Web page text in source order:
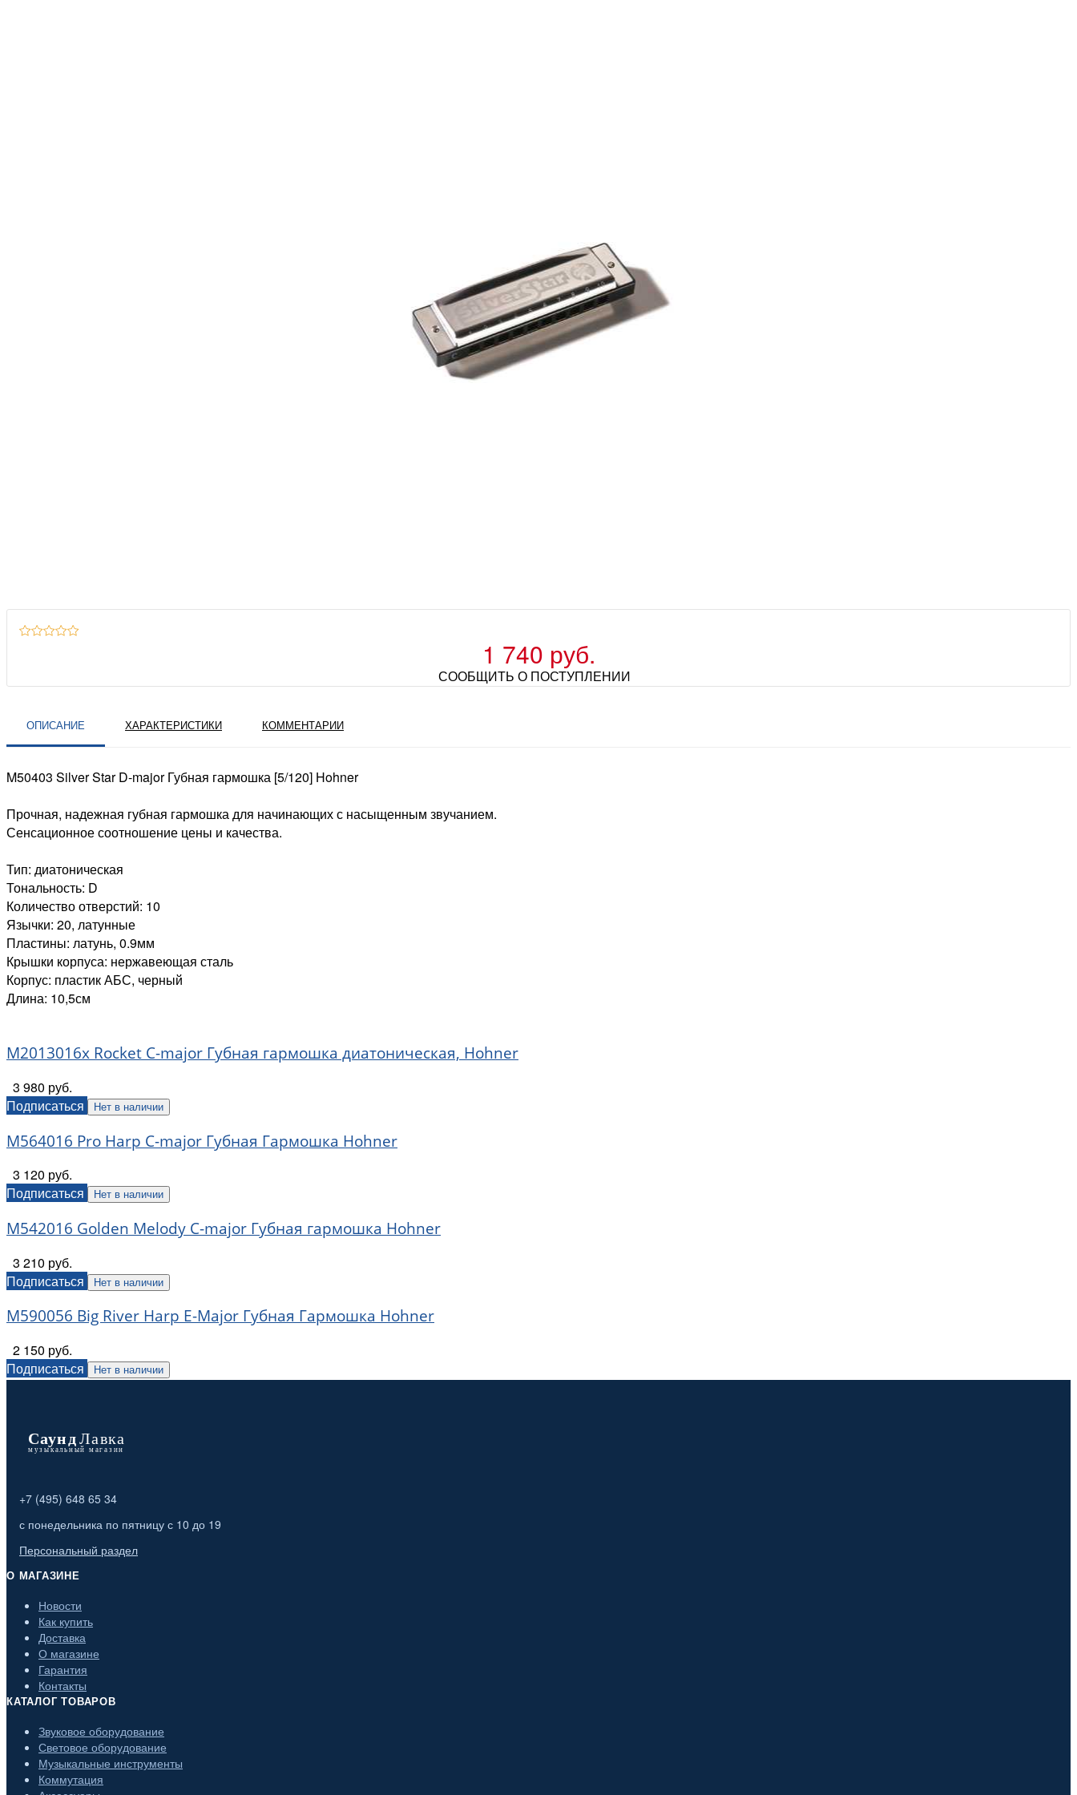
1 740 руб.
СООБЩИТЬ О ПОСТУПЛЕНИИ
ОПИСАНИЕ ХАРАКТЕРИСТИКИ КОММЕНТАРИИ
M50403 Silver Star D-major Губная гармошка [5/120] Hohner
Прочная, надежная губная гармошка для начинающих с насыщенным звучанием.
Сенсационное соотношение цены и качества.
Тип: диатоническая
Тональность: D
Количество отверстий: 10
Язычки: 20, латунные
Пластины: латунь, 0.9мм
Крышки корпуса: нержавеющая сталь
Корпус: пластик АБС, черный
Длина: 10,5см
M2013016x Rocket C-major Губная гармошка диатоническая, Hohner
3 980 руб.
Подписаться
Нет в наличии
M564016 Pro Harp C-major Губная Гармошка Hohner
3 120 руб.
Подписаться
Нет в наличии
M542016 Golden Melody C-major Губная гармошка Hohner
3 210 руб.
Подписаться
Нет в наличии
M590056 Big River Harp E-Major Губная Гармошка Hohner
2 150 руб.
Подписаться
Нет в наличии
+7 (495) 648 65 34
с понедельника по пятницу с 10 до 19
Персональный раздел
О МАГАЗИНЕ
Новости
Как купить
Доставка
О магазине
Гарантия
Контакты
КАТАЛОГ ТОВАРОВ
Звуковое оборудование
Световое оборудование
Музыкальные инструменты
Коммутация